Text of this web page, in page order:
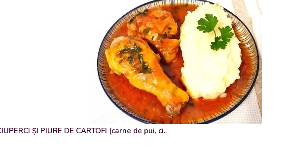
ȘI PIURE DE CARTOFI (carne de pui, ci..